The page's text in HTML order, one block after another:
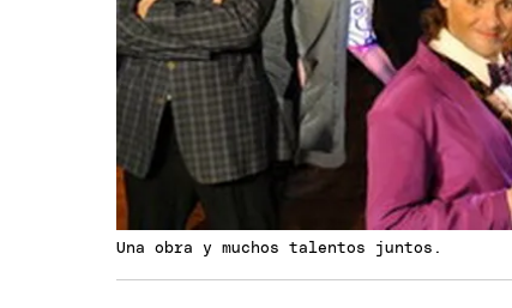
Una obra y muchos talentos juntos.